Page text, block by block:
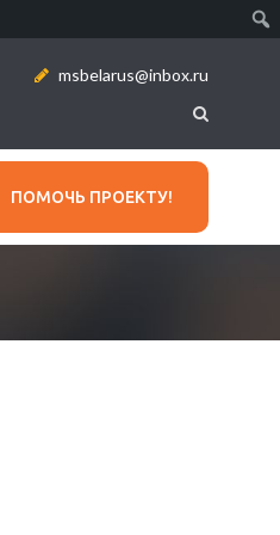
msbelarus@inbox.ru
ПОМОЧЬ ПРОЕКТУ!